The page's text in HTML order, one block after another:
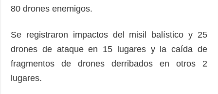
80 drones enemigos.
Se registraron impactos del misil balístico y 25
drones de ataque en 15 lugares y la caída de
fragmentos de drones derribados en otros 2
lugares.